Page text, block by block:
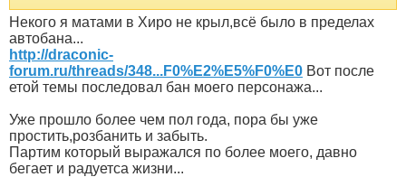
Некого я матами в Хиро не крыл,всё было в пределах
автобана...
http://draconic-
forum.ru/threads/348...F0%E2%E5%F0%E0 Вот после
етой темы последовал бан моего персонажа...
Уже прошло более чем пол года, пора бы уже
простить,розбанить и забыть.
Партим который выражался по более моего, давно
бегает и радуетса жизни...